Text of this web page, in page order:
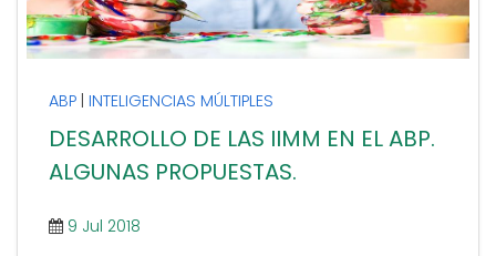
Estoy retomando algunas de las lecturas con
las que he aprendido y disfrutado
previamente para interiorizar propuestas o
herramientas de aprendizaje para poder
ABP INTELIGENCIAS MÚLTIPLES
DESARROLLO DE LAS IIMM EN EL ABP.
ALGUNAS PROPUESTAS.
9 Jul 2018